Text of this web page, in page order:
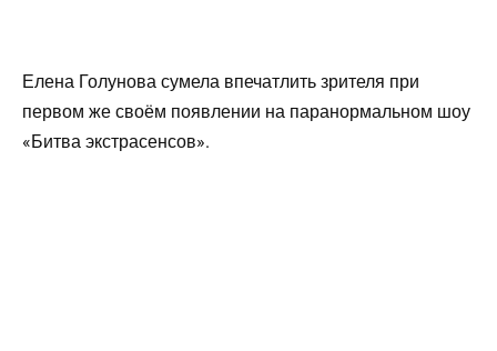
Елена Голунова сумела впечатлить зрителя при
первом же своём появлении на паранормальном шоу
«Битва экстрасенсов».